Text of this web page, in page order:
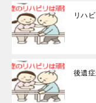
リハ
後遺